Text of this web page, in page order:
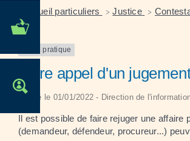
MES DÉMARCHES
OFFRES D'EMPLOI
Accueil particuliers > Justice >
Fiche pratique
Faire appel d'un
Vérifié le 01/01/2022 - Direction de
Il est possible de faire rejuger une affaire
(demandeur, défendeur, procureur...)